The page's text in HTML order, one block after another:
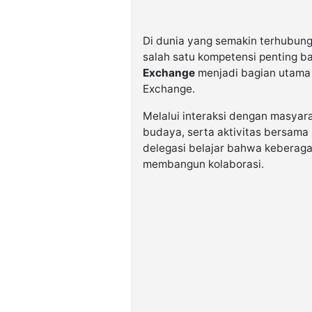
Di dunia yang semakin
salah satu kompetensi penting
Exchange menjadi bagian
Exchange.
Melalui interaksi dengan
budaya, serta aktivitas
delegasi belajar bahwa
membangun kolaborasi.